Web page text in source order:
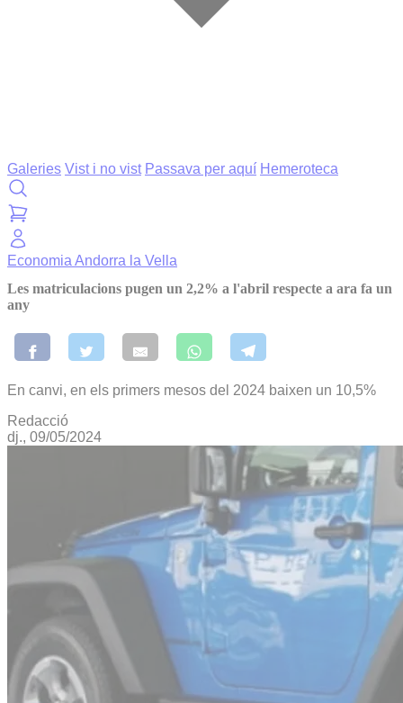
Galeries Vist i no vist Passava per aquí Hemeroteca
Economia Andorra la Vella
Les matriculacions pugen un 2,2% a l'abril respecte a ara fa un
any
En canvi, en els primers mesos del 2024 baixen un 10,5%
Redacció
dj., 09/05/2024